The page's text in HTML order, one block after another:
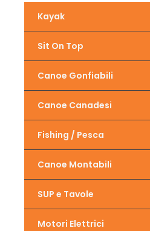
Kayak
Sit On Top
Canoe Gonfiabili
Canoe Canadesi
Fishing / Pesca
Canoe Montabili
SUP e Tavole
Motori Elettrici